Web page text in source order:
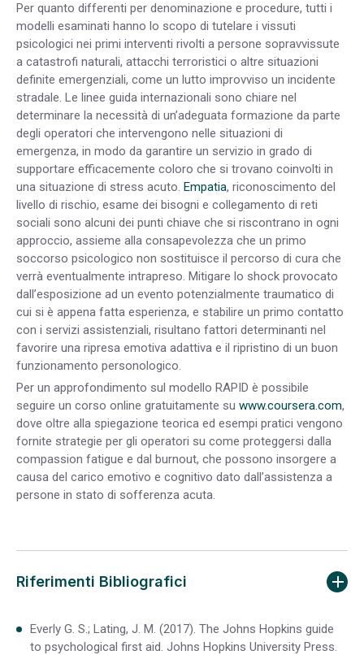
Per quanto differenti per denominazione e procedure, tutti i
modelli esaminati hanno lo scopo di tutelare i vissuti
psicologici nei primi interventi rivolti a persone sopravvissute
a catastrofi naturali, attacchi terroristici o altre situazioni
definite emergenziali, come un lutto improvviso un incidente
stradale. Le linee guida internazionali sono chiare nel
determinare la necessità di un’adeguata formazione da parte
degli operatori che intervengono nelle situazioni di
emergenza, in modo da garantire un servizio in grado di
supportare efficacemente coloro che si trovano coinvolti in
una situazione di stress acuto. Empatia, riconoscimento del
livello di rischio, esame dei bisogni e collegamento di reti
sociali sono alcuni dei punti chiave che si riscontrano in ogni
approccio, assieme alla consapevolezza che un primo
soccorso psicologico non sostituisce il percorso di cura che
verrà eventualmente intrapreso. Mitigare lo shock provocato
dall’esposizione ad un evento potenzialmente traumatico di
cui si è appena fatta esperienza, e stabilire un primo contatto
con i servizi assistenziali, risultano fattori determinanti nel
favorire una ripresa emotiva adattiva e il ripristino di un buon
funzionamento personologico.
Per un approfondimento sul modello RAPID è possibile
seguire un corso online gratuitamente su www.coursera.com,
dove oltre alla spiegazione teorica ed esempi pratici vengono
fornite strategie per gli operatori su come proteggersi dalla
compassion fatigue e dal burnout, che possono insorgere a
causa del carico emotivo e cognitivo dato dall’assistenza a
persone in stato di sofferenza acuta.
Riferimenti Bibliografici
Everly G. S.; Lating, J. M. (2017). The Johns Hopkins guide
to psychological first aid. Johns Hopkins University Press.